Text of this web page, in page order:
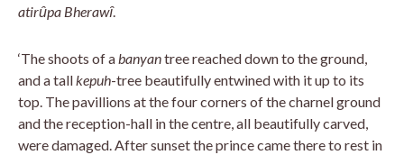
atirȗpa Bherawȋ.
‘The shoots of abanyantree reached down to the ground,
and a tallkepuh-tree beautifully entwined with it up to its
top. The pavillions at the four corners of the charnel ground
and the reception-hall in the centre, all beautifully carved,
were damaged. After sunset the prince came there to rest in